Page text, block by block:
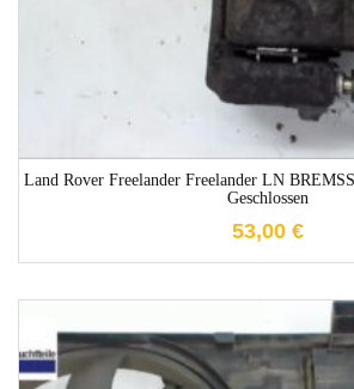
Land Rover Freelander Freelander LN
Geschlossen
53,00 €